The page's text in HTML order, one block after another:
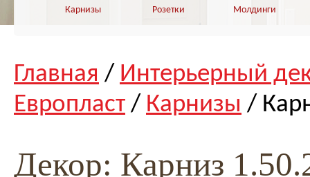
Карнизы Розетки Молдинги
Главная / Интерьерный
Европласт / Карнизы /
Декор: Карниз